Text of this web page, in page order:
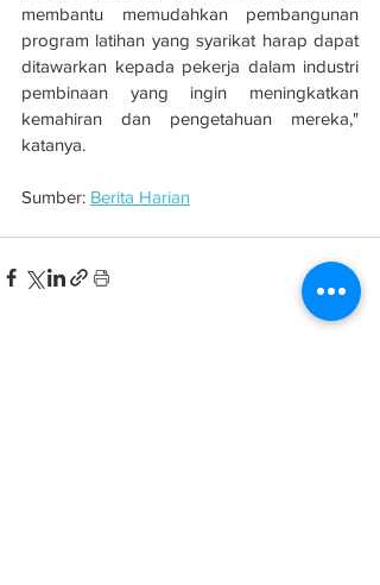
membantu memudahkan pembangunan
program latihan yang syarikat harap dapat
ditawarkan kepada pekerja dalam industri
pembinaan yang ingin meningkatkan
kemahiran dan pengetahuan mereka,"
katanya.
Sumber: Berita Harian